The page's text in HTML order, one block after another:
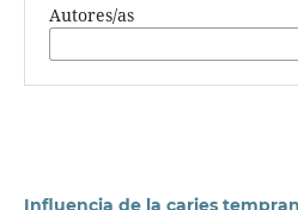
Autores/as
Influencia de la caries